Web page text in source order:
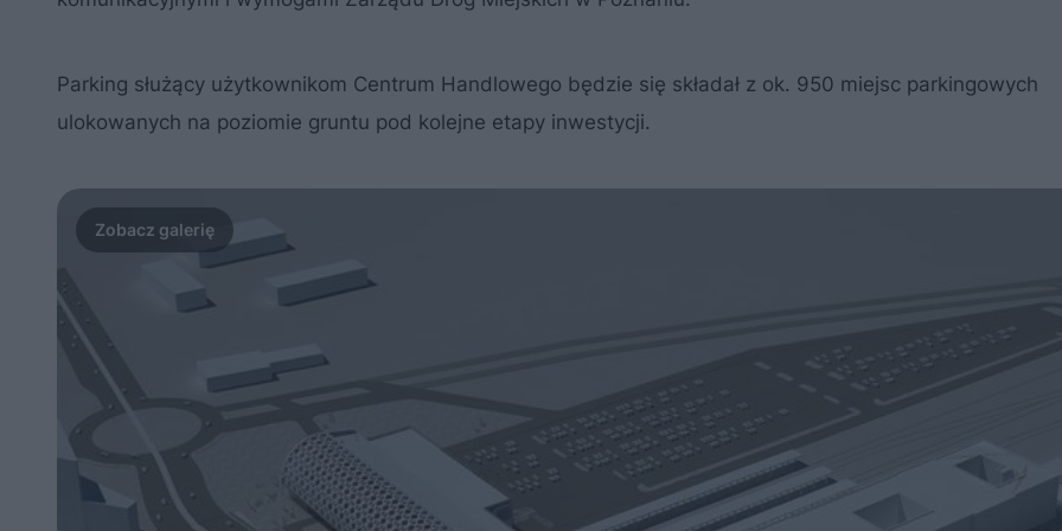
Parking służący użytkownikom Centrum Handlowego będzie się składał z ok. 950 miejsc parkingowych
ulokowanych na poziomie gruntu pod kolejne etapy inwestycji.